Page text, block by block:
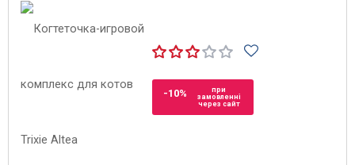
-10%
при
замовленні
через сайт